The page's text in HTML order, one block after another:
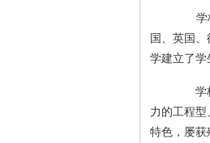
学校
国、英国
学建立了学
学校
力的工程
特色，屡获